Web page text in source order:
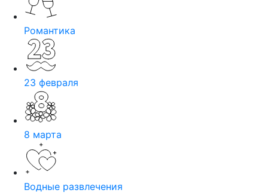
Романтика
23 февраля
8 марта
Водные развлечения